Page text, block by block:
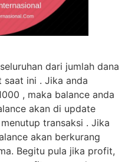
dari jumlah dana
saat ini . Jika anda
, maka balance anda
akan di update
transaksi . Jika
akan berkurang
Begitu pula jika profit,